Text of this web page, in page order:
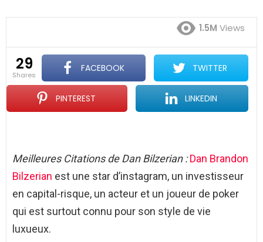
1.5M Views
29
shares
FACEBOOK TWITTER
PINTEREST LINKEDIN
Meilleures Citations de Dan Bilzerian : Dan Brandon
Bilzerian est une star d’instagram, un investisseur
en capital-risque, un acteur et un joueur de poker
qui est surtout connu pour son style de vie
luxueux.